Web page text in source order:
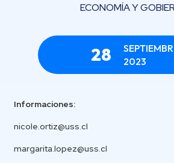
ECONOMÍA Y
28
2023
Informaciones:
nicole.ortiz@uss.cl
margarita.lopez@uss.cl